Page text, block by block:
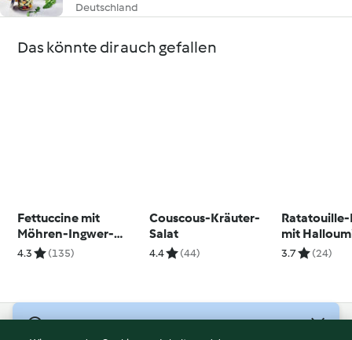
Deutschland
Das könnte dir auch gefallen
Fettuccine mit
Möhren-Ingwer-
Sauce, Walnüssen
4.3 (135)
Couscous-Kräuter-
Salat
4.4 (44)
mit
3.7 (24)